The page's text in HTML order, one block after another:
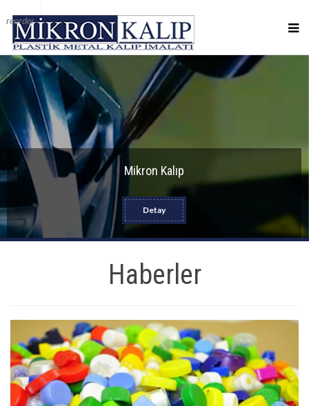
reorder
Mikron Kalıp
Detay
Haberler